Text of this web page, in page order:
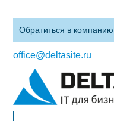
Обратиться в компанию
office@deltasite.ru